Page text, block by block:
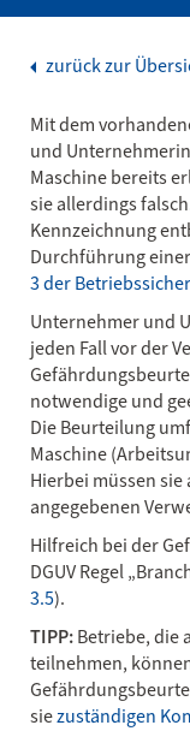
zurück zur
Mit dem
und
Maschine bereits
sie allerdings
Kennzeichnung
Durchführung
3 der
Unternehmer und
jeden Fall vor der
notwendige und
Die Beurteilung
Maschine
Hierbei müssen
angegebenen
Hilfreich bei der
DGUV Regel
3.5).
TIPP:Betriebe, die
teilnehmen,
siezuständigen